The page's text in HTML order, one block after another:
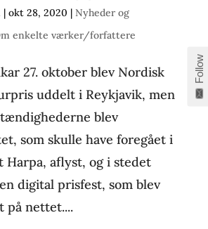
| okt 28, 2020 | Nyheder og
enkelte værker/forfattere
27. oktober blev Nordisk
uddelt i Reykjavik, men
blev
som skulle have foregået i
Harpa, aflyst, og i stedet
digital prisfest, som blev
på nettet....
Follow